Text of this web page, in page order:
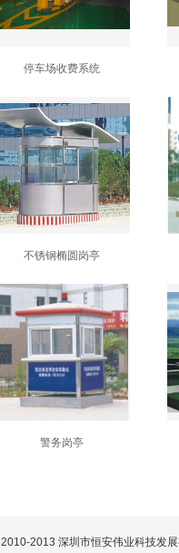
停车场收费系统
不锈钢椭圆岗亭
警务岗亭
2013 深圳市恒安伟业科技发